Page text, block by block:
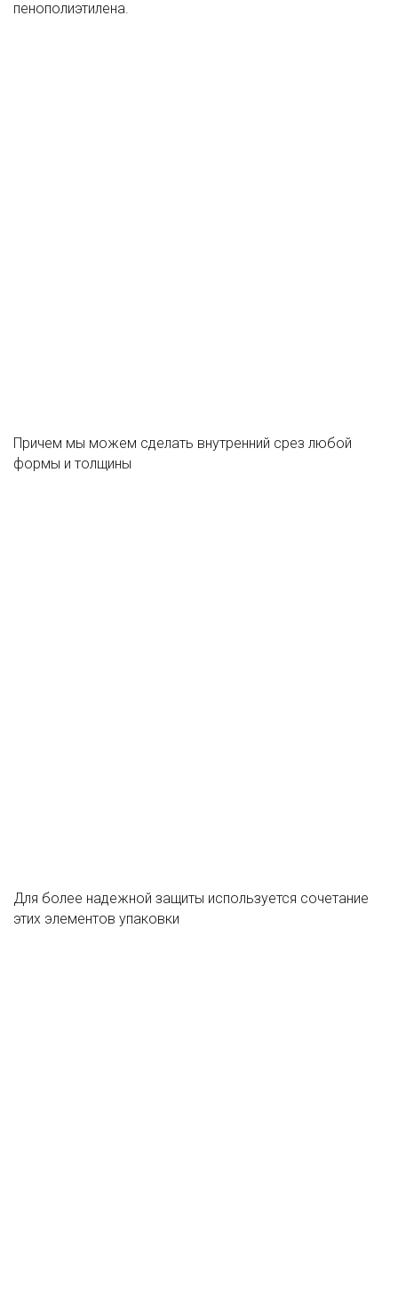
пенополиэтилена.
Причем мы можем сделать внутренний срез любой
формы и толщины
Для более надежной защиты используется сочетание
этих элементов упаковки